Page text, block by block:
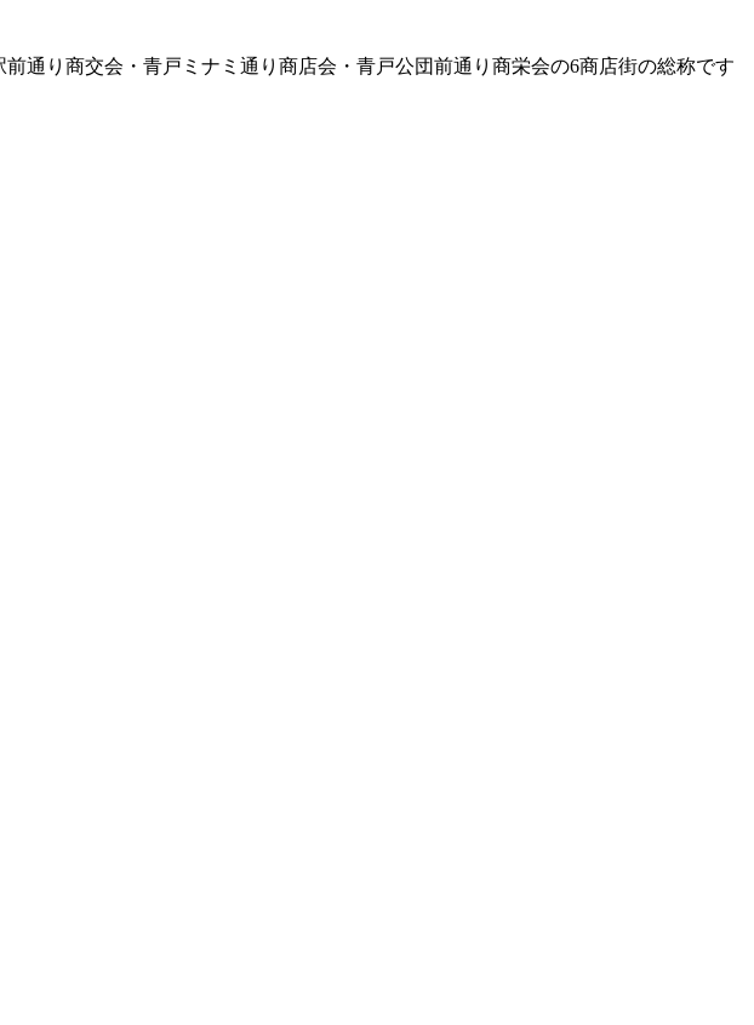
通り商交会・青戸ミナミ通り商店会・青戸公団前通り商栄会の6商店街の総称です